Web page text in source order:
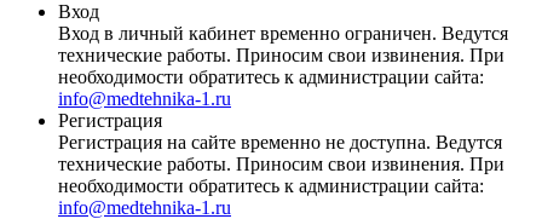
Вход
Вход в личный кабинет временно ограничен. Ведутся
технические работы. Приносим свои извинения. При
необходимости обратитесь к администрации сайта:
info@medtehnika-1.ru
Регистрация
Регистрация на сайте временно не доступна. Ведутся
технические работы. Приносим свои извинения. При
необходимости обратитесь к администрации сайта:
info@medtehnika-1.ru